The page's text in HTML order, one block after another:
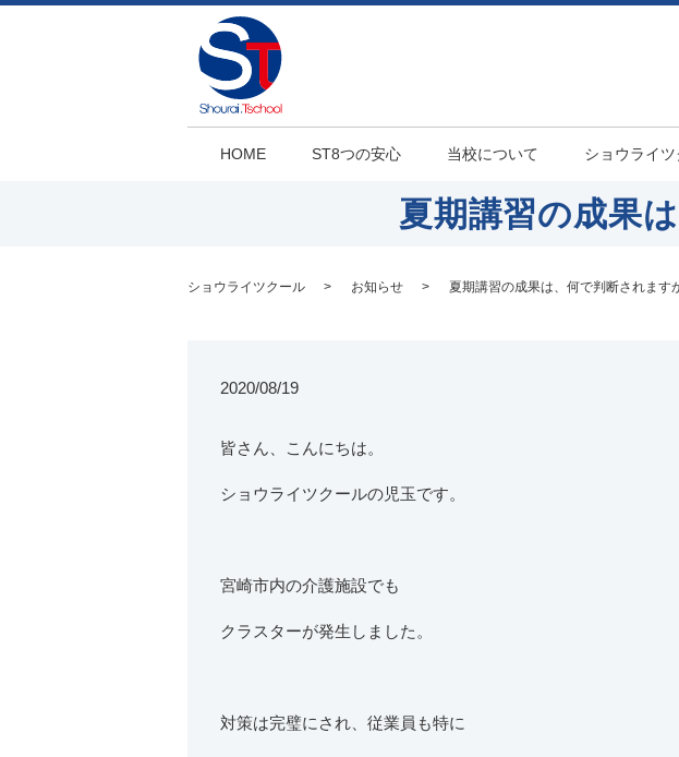
HOME ST8つの安心 当校について ショウライ
夏期講習の成果
ショウライツクール お知らせ 夏期講習の成果は、何で判断されます
2020/08/19
皆さん、こんにちは。
ショウライツクールの児玉です。
宮崎市内の介護施設でも
クラスターが発生しました。
対策は完璧にされ、従業員も特に